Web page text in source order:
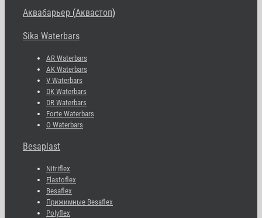
Аквабарьер (Аквастоп)
Sika Waterbars
AR Waterbars
AK Waterbars
V Waterbars
DK Waterbars
DR Waterbars
Forte Waterbars
O Waterbars
Besaplast
Nitriflex
Elastoflex
Besaflex
Прижимные Besaflex
Polyflex